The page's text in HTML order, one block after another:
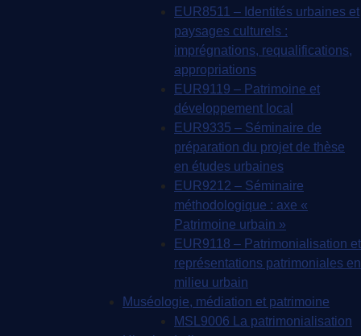
EUR8511 – Identités urbaines et
paysages culturels :
imprégnations, requalifications,
appropriations
EUR9119 – Patrimoine et
développement local
EUR9335 – Séminaire de
préparation du projet de thèse
en études urbaines
EUR9212 – Séminaire
méthodologique : axe «
Patrimoine urbain »
EUR9118 – Patrimonialisation et
représentations patrimoniales en
milieu urbain
Muséologie, médiation et patrimoine
MSL9006 La patrimonialisation